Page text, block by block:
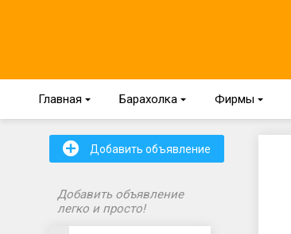
Главная { Барахолка { Фирмы {
+ Добавить объявление
Добавить объявление
легко и просто!